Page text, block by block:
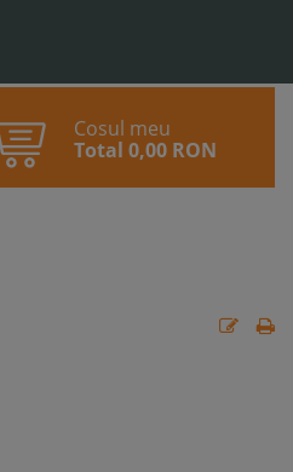
Cosul meu
Total 0,00 RON